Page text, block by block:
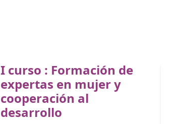
I curso : Formación de
expertas en mujer y
cooperación al
desarrollo